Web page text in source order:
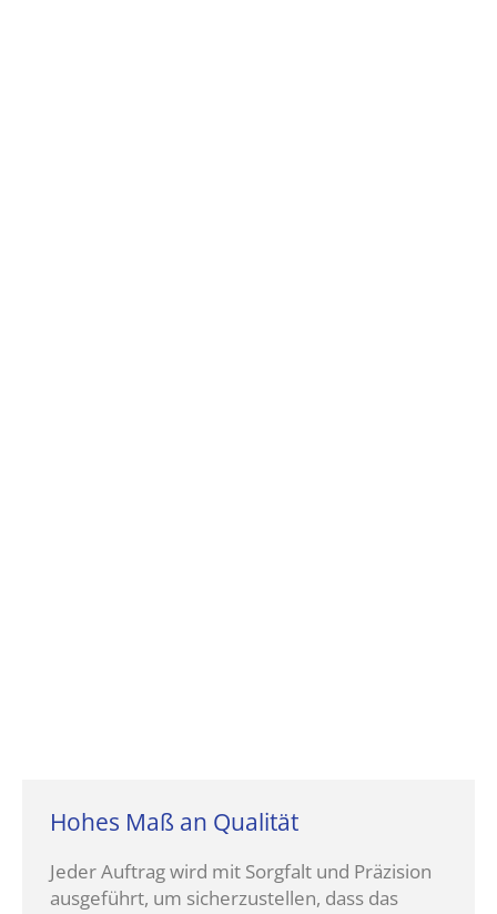
Hohes Maß an Qualität
Jeder Auftrag wird mit Sorgfalt und Präzision
ausgeführt, um sicherzustellen, dass das